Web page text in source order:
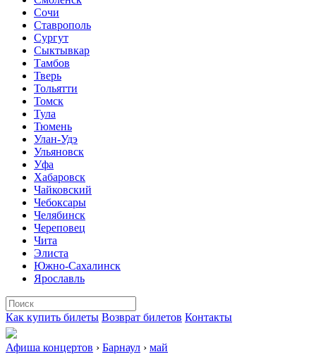
Сочи
Ставрополь
Сургут
Сыктывкар
Тамбов
Тверь
Тольятти
Томск
Тула
Тюмень
Улан-Удэ
Ульяновск
Уфа
Хабаровск
Чайковский
Чебоксары
Челябинск
Череповец
Чита
Элиста
Южно-Сахалинск
Ярославль
Как купить билеты Возврат билетов Контакты
Афиша концертов › Барнаул › май